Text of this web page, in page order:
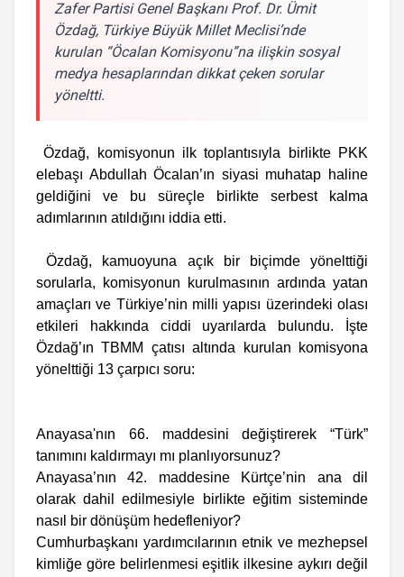
Zafer Partisi Genel Başkanı Prof. Dr. Ümit
Özdağ, Türkiye Büyük Millet Meclisi’nde
kurulan “Öcalan Komisyonu”na ilişkin sosyal
medya hesaplarından dikkat çeken sorular
yöneltti.
Özdağ, komisyonun ilk toplantısıyla birlikte PKK
elebaşı Abdullah Öcalan’ın siyasi muhatap haline
geldiğini ve bu süreçle birlikte serbest kalma
adımlarının atıldığını iddia etti.
Özdağ, kamuoyuna açık bir biçimde yönelttiği
sorularla, komisyonun kurulmasının ardında yatan
amaçları ve Türkiye’nin milli yapısı üzerindeki olası
etkileri hakkında ciddi uyarılarda bulundu. İşte
Özdağ’ın TBMM çatısı altında kurulan komisyona
yönelttiği 13 çarpıcı soru:
Anayasa'nın 66. maddesini değiştirerek “Türk”
tanımını kaldırmayı mı planlıyorsunuz?
Anayasa’nın 42. maddesine Kürtçe’nin ana dil
olarak dahil edilmesiyle birlikte eğitim sisteminde
nasıl bir dönüşüm hedefleniyor?
Cumhurbaşkanı yardımcılarının etnik ve mezhepsel
kimliğe göre belirlenmesi eşitlik ilkesine aykırı değil